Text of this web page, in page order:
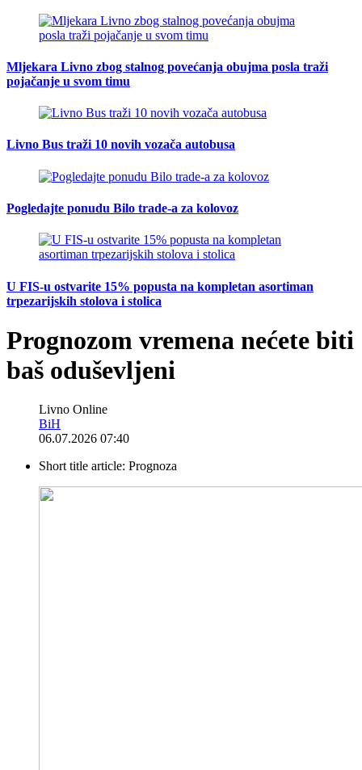
Mljekara Livno zbog stalnog povećanja obujma posla traži
pojačanje u svom timu
Livno Bus traži 10 novih vozača autobusa
Pogledajte ponudu Bilo trade-a za kolovoz
U FIS-u ostvarite 15% popusta na kompletan asortiman
trpezarijskih stolova i stolica
Prognozom vremena nećete biti
baš oduševljeni
Livno Online
BiH
06.07.2026 07:40
Short title article: Prognoza